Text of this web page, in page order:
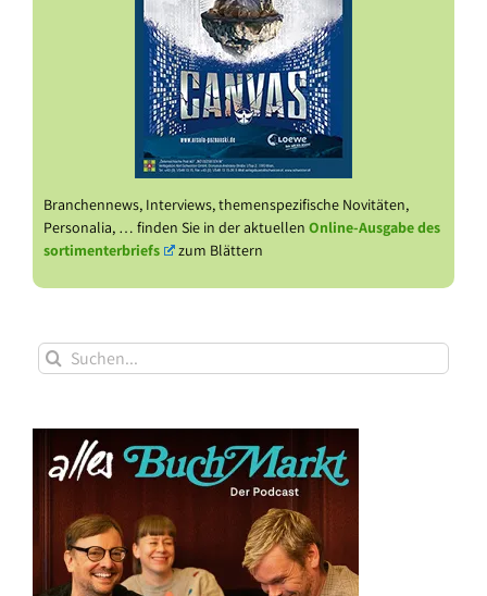
Branchennews, Interviews, themenspezifische Novitäten,
Personalia, … finden Sie in der aktuellen Online-Ausgabe des
sortimenterbriefs
zum Blättern
Suche
nach: